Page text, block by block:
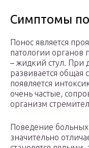
Симптомы
Понос является
патологии
– жидкий стул. При
развивается общая
появляется
очень частые,
организм
Поведение
значительно